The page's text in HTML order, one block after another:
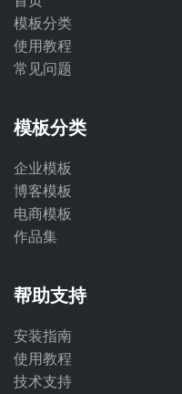
模板分类
使用教程
常见问题
模板分类
企业模板
博客模板
电商模板
作品集
帮助支持
安装指南
使用教程
技术支持